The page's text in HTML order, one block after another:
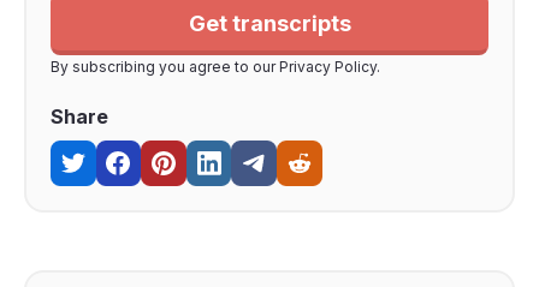
By subscribing you agree to our Privacy Policy.
Share